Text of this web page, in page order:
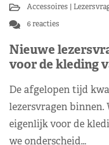
Accessoires
6 reacties
Nieuwe
voor de kleding
De afgelopen tijd
lezersvragen binnen.
eigenlijk voor de
we onderscheid…